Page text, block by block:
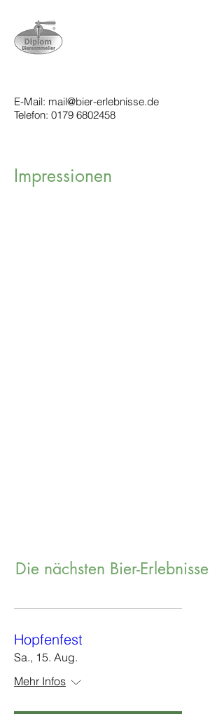
E-Mail: mail@bier-erlebnisse.de
Telefon: 0179 6802458
Impressionen
Die nächsten Bier-Erlebnisse
Hopfenfest
Sa., 15. Aug.
Mehr Infos